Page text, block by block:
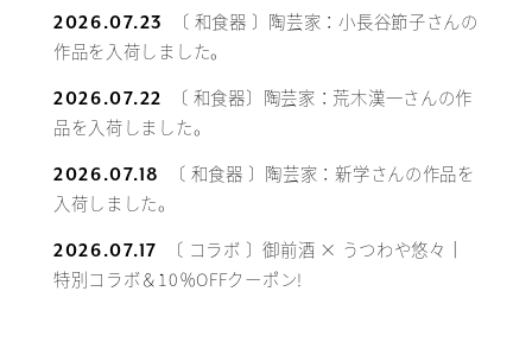
2026.07.23
〔 和食器 〕陶芸家：小長谷節子さんの
作品を入荷しました。
2026.07.22
〔 和食器〕陶芸家：荒木漢一さんの作
品を入荷しました。
2026.07.18
〔 和食器 〕陶芸家：新学さんの作品を
入荷しました。
2026.07.17
〔 コラボ 〕御前酒 × うつわや悠々｜
特別コラボ＆10％OFFクーポン!